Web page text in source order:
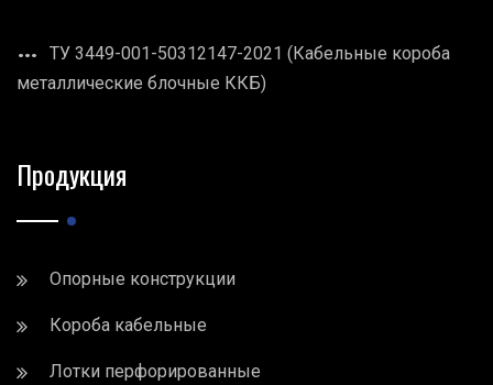
ТУ 3449-001-50312147-2021 (Кабельные короба
металлические блочные ККБ)
Продукция
Опорные конструкции
Короба кабельные
Лотки перфорированные